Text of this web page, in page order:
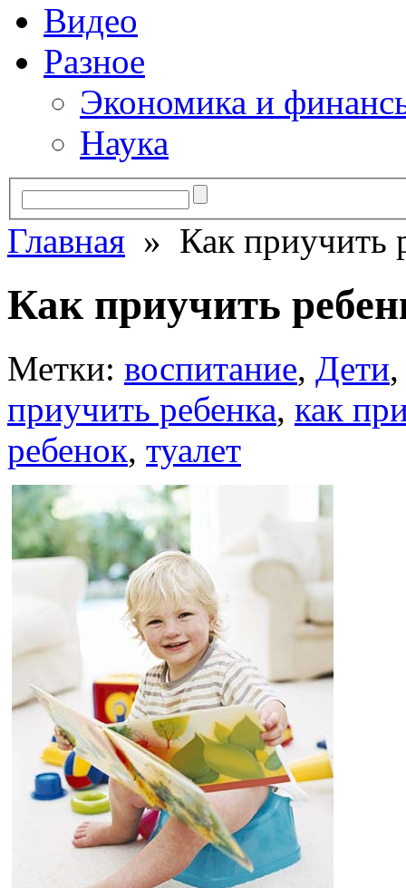
Видео
Разное
Экономика и
Наука
Главная » Как приучить
Как приучить
Метки: воспитание, Дети
приучить ребенка, как
ребенок, туалет